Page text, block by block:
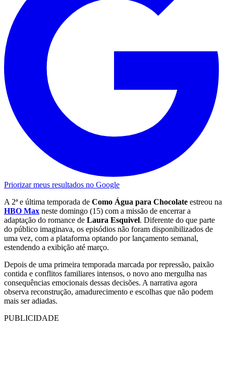
Priorizar meus resultados no Google
A 2ª e última temporada de Como Água para Chocolate estreou na
HBO Max neste domingo (15) com a missão de encerrar a
adaptação do romance de Laura Esquivel. Diferente do que parte
do público imaginava, os episódios não foram disponibilizados de
uma vez, com a plataforma optando por lançamento semanal,
estendendo a exibição até março.
Depois de uma primeira temporada marcada por repressão, paixão
contida e conflitos familiares intensos, o novo ano mergulha nas
consequências emocionais dessas decisões. A narrativa agora
observa reconstrução, amadurecimento e escolhas que não podem
mais ser adiadas.
PUBLICIDADE